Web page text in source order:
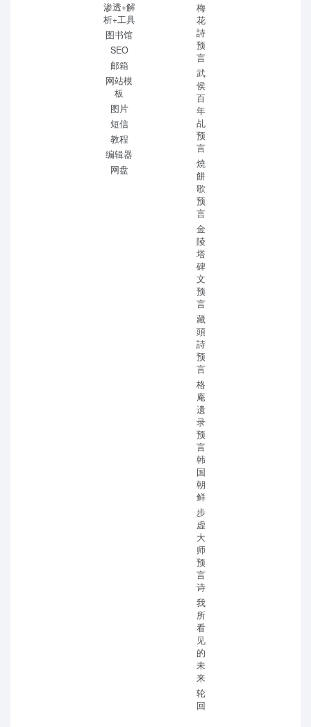
渗透+解
析+工具
图书馆
SEO
邮箱
网站模
板
图片
短信
教程
编辑器
网盘
梅
花
詩
预
言
武
侯
百
年
乩
预
言
燒
餅
歌
预
言
金
陵
塔
碑
文
预
言
藏
頭
詩
预
言
格
庵
遗
录
预
言
韩
国
朝
鲜
步
虚
大
师
预
言
诗
我
所
看
见
的
未
来
轮
回